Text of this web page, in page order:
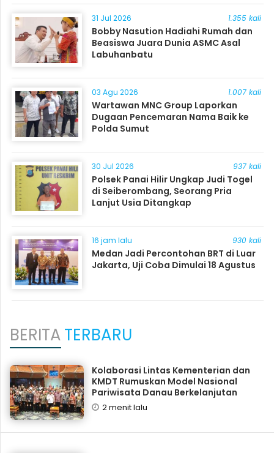
31 Jul 2026 1.355 kali
Bobby Nasution Hadiahi Rumah dan
Beasiswa Juara Dunia ASMC Asal
Labuhanbatu
03 Agu 2026 1.007 kali
Wartawan MNC Group Laporkan
Dugaan Pencemaran Nama Baik ke
Polda Sumut
30 Jul 2026 937 kali
Polsek Panai Hilir Ungkap Judi Togel
di Seiberombang, Seorang Pria
Lanjut Usia Ditangkap
16 jam lalu 930 kali
Medan Jadi Percontohan BRT di Luar
Jakarta, Uji Coba Dimulai 18 Agustus
BERITATERBARU
Kolaborasi Lintas Kementerian dan
KMDT Rumuskan Model Nasional
Pariwisata Danau Berkelanjutan
2 menit lalu